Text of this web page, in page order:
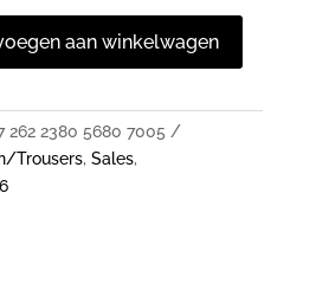
aan winkelwagen
262 2380 5680 7005
Trousers, Sales,